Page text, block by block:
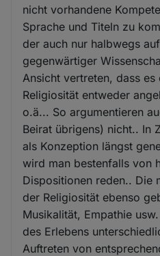
nicht vorhandene
Sprache und Titeln zu
der auch nur halbwegs
gegenwärtiger
Ansicht vertreten, dass
Religiosität entweder
o.ä... So argumentieren
Beirat übrigens) nicht.. In
als Konzeption längst
wird man bestenfalls von
Dispositionen reden.. Die
der Religiosität ebenso
Musikalität, Empathie
des Erlebens
Auftreten von